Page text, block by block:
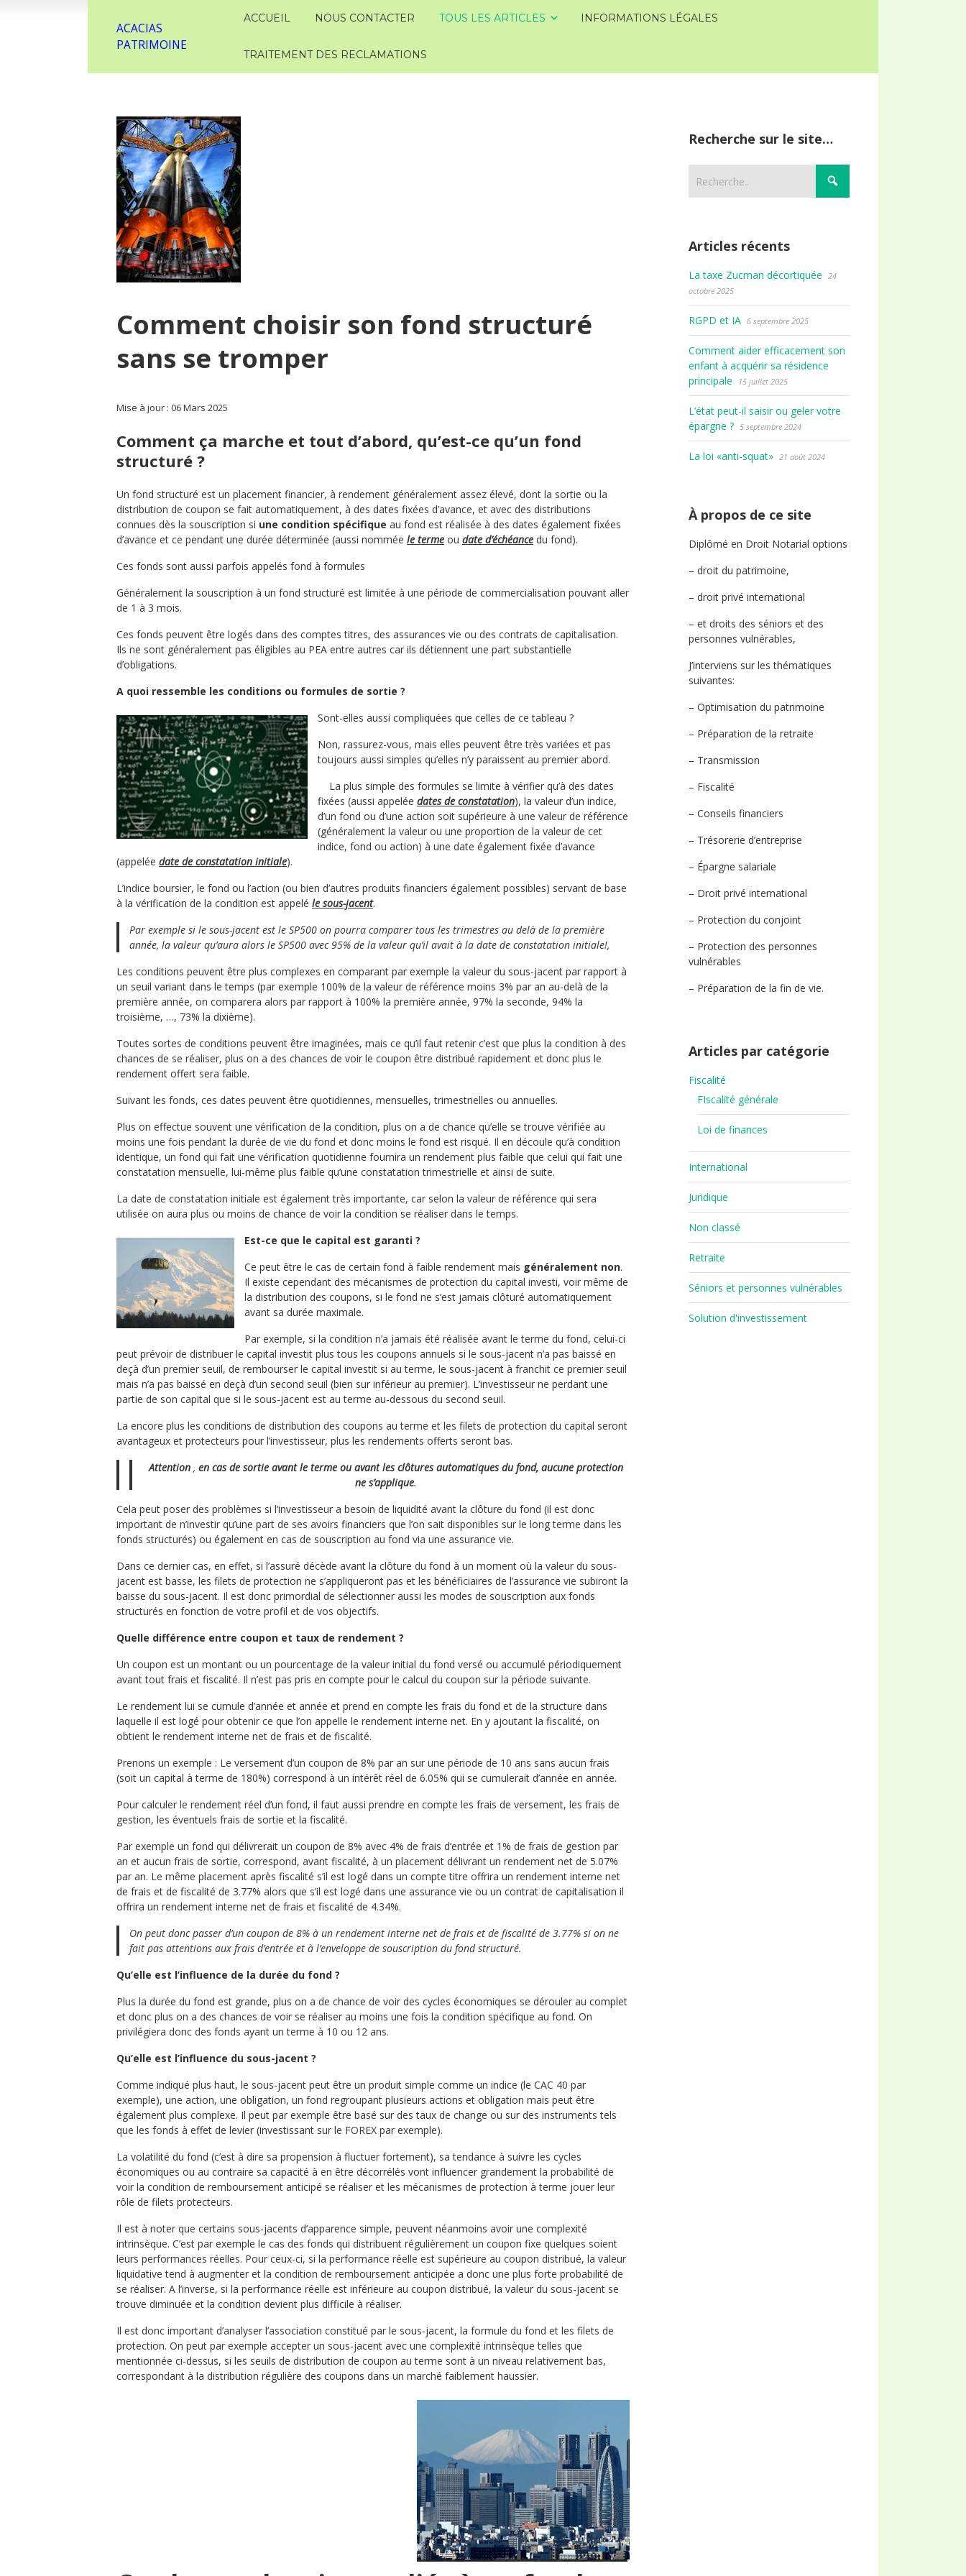
ACACIAS
PATRIMOINE
ACCUEIL NOUS CONTACTER TOUS LES ARTICLES INFORMATIONS LÉGALES
TRAITEMENT DES RECLAMATIONS
Comment choisir son fond structuré
sans se tromper
Mise à jour : 06 Mars 2025
Comment ça marche et tout d’abord, qu’est-ce qu’un fond
structuré ?
Un fond structuré est un placement financier, à rendement généralement assez élevé, dont la sortie ou la
distribution de coupon se fait automatiquement, à des dates fixées d’avance, et avec des distributions
connues dès la souscription si une condition spécifique au fond est réalisée à des dates également fixées
d’avance et ce pendant une durée déterminée (aussi nommée le terme ou date d’échéance du fond).
Ces fonds sont aussi parfois appelés fond à formules
Généralement la souscription à un fond structuré est limitée à une période de commercialisation pouvant aller
de 1 à 3 mois.
Ces fonds peuvent être logés dans des comptes titres, des assurances vie ou des contrats de capitalisation.
Ils ne sont généralement pas éligibles au PEA entre autres car ils détiennent une part substantielle
d’obligations.
A quoi ressemble les conditions ou formules de sortie ?
Sont-elles aussi compliquées que celles de ce tableau ?
Non, rassurez-vous, mais elles peuvent être très variées et pas
toujours aussi simples qu’elles n’y paraissent au premier abord.
La plus simple des formules se limite à vérifier qu’à des dates
fixées (aussi appelée dates de constatation), la valeur d’un indice,
d’un fond ou d’une action soit supérieure à une valeur de référence
(généralement la valeur ou une proportion de la valeur de cet
indice, fond ou action) à une date également fixée d’avance
(appelée date de constatation initiale).
L’indice boursier, le fond ou l’action (ou bien d’autres produits financiers également possibles) servant de base
à la vérification de la condition est appelé le sous-jacent.
Par exemple si le sous-jacent est le SP500 on pourra comparer tous les trimestres au delà de la première
année, la valeur qu’aura alors le SP500 avec 95% de la valeur qu’il avait à la date de constatation initiale!,
Les conditions peuvent être plus complexes en comparant par exemple la valeur du sous-jacent par rapport à
un seuil variant dans le temps (par exemple 100% de la valeur de référence moins 3% par an au-delà de la
première année, on comparera alors par rapport à 100% la première année, 97% la seconde, 94% la
troisième, …, 73% la dixième).
Toutes sortes de conditions peuvent être imaginées, mais ce qu’il faut retenir c’est que plus la condition à des
chances de se réaliser, plus on a des chances de voir le coupon être distribué rapidement et donc plus le
rendement offert sera faible.
Suivant les fonds, ces dates peuvent être quotidiennes, mensuelles, trimestrielles ou annuelles.
Plus on effectue souvent une vérification de la condition, plus on a de chance qu’elle se trouve vérifiée au
moins une fois pendant la durée de vie du fond et donc moins le fond est risqué. Il en découle qu’à condition
identique, un fond qui fait une vérification quotidienne fournira un rendement plus faible que celui qui fait une
constatation mensuelle, lui-même plus faible qu’une constatation trimestrielle et ainsi de suite.
La date de constatation initiale est également très importante, car selon la valeur de référence qui sera
utilisée on aura plus ou moins de chance de voir la condition se réaliser dans le temps.
Est-ce que le capital est garanti ?
Ce peut être le cas de certain fond à faible rendement mais généralement non.
Il existe cependant des mécanismes de protection du capital investi, voir même de
la distribution des coupons, si le fond ne s’est jamais clôturé automatiquement
avant sa durée maximale.
Par exemple, si la condition n’a jamais été réalisée avant le terme du fond, celui-ci
peut prévoir de distribuer le capital investit plus tous les coupons annuels si le sous-jacent n’a pas baissé en
deçà d’un premier seuil, de rembourser le capital investit si au terme, le sous-jacent à franchit ce premier seuil
mais n’a pas baissé en deçà d’un second seuil (bien sur inférieur au premier). L’investisseur ne perdant une
partie de son capital que si le sous-jacent est au terme au-dessous du second seuil.
La encore plus les conditions de distribution des coupons au terme et les filets de protection du capital seront
avantageux et protecteurs pour l’investisseur, plus les rendements offerts seront bas.
Attention , en cas de sortie avant le terme ou avant les clôtures automatiques du fond, aucune protection
ne s’applique.
Cela peut poser des problèmes si l’investisseur a besoin de liquidité avant la clôture du fond (il est donc
important de n’investir qu’une part de ses avoirs financiers que l’on sait disponibles sur le long terme dans les
fonds structurés) ou également en cas de souscription au fond via une assurance vie.
Dans ce dernier cas, en effet, si l’assuré décède avant la clôture du fond à un moment où la valeur du sous-
jacent est basse, les filets de protection ne s’appliqueront pas et les bénéficiaires de l’assurance vie subiront la
baisse du sous-jacent. Il est donc primordial de sélectionner aussi les modes de souscription aux fonds
structurés en fonction de votre profil et de vos objectifs.
Quelle différence entre coupon et taux de rendement ?
Un coupon est un montant ou un pourcentage de la valeur initial du fond versé ou accumulé périodiquement
avant tout frais et fiscalité. Il n’est pas pris en compte pour le calcul du coupon sur la période suivante.
Le rendement lui se cumule d’année et année et prend en compte les frais du fond et de la structure dans
laquelle il est logé pour obtenir ce que l’on appelle le rendement interne net. En y ajoutant la fiscalité, on
obtient le rendement interne net de frais et de fiscalité.
Prenons un exemple : Le versement d’un coupon de 8% par an sur une période de 10 ans sans aucun frais
(soit un capital à terme de 180%) correspond à un intérêt réel de 6.05% qui se cumulerait d’année en année.
Pour calculer le rendement réel d’un fond, il faut aussi prendre en compte les frais de versement, les frais de
gestion, les éventuels frais de sortie et la fiscalité.
Par exemple un fond qui délivrerait un coupon de 8% avec 4% de frais d’entrée et 1% de frais de gestion par
an et aucun frais de sortie, correspond, avant fiscalité, à un placement délivrant un rendement net de 5.07%
par an. Le même placement après fiscalité s’il est logé dans un compte titre offrira un rendement interne net
de frais et de fiscalité de 3.77% alors que s’il est logé dans une assurance vie ou un contrat de capitalisation il
offrira un rendement interne net de frais et fiscalité de 4.34%.
On peut donc passer d’un coupon de 8% à un rendement interne net de frais et de fiscalité de 3.77% si on ne
fait pas attentions aux frais d’entrée et à l’enveloppe de souscription du fond structuré.
Qu’elle est l’influence de la durée du fond ?
Plus la durée du fond est grande, plus on a de chance de voir des cycles économiques se dérouler au complet
et donc plus on a des chances de voir se réaliser au moins une fois la condition spécifique au fond. On
privilégiera donc des fonds ayant un terme à 10 ou 12 ans.
Qu’elle est l’influence du sous-jacent ?
Comme indiqué plus haut, le sous-jacent peut être un produit simple comme un indice (le CAC 40 par
exemple), une action, une obligation, un fond regroupant plusieurs actions et obligation mais peut être
également plus complexe. Il peut par exemple être basé sur des taux de change ou sur des instruments tels
que les fonds à effet de levier (investissant sur le FOREX par exemple).
La volatilité du fond (c’est à dire sa propension à fluctuer fortement), sa tendance à suivre les cycles
économiques ou au contraire sa capacité à en être décorrélés vont influencer grandement la probabilité de
voir la condition de remboursement anticipé se réaliser et les mécanismes de protection à terme jouer leur
rôle de filets protecteurs.
Il est à noter que certains sous-jacents d’apparence simple, peuvent néanmoins avoir une complexité
intrinsèque. C’est par exemple le cas des fonds qui distribuent régulièrement un coupon fixe quelques soient
leurs performances réelles. Pour ceux-ci, si la performance réelle est supérieure au coupon distribué, la valeur
liquidative tend à augmenter et la condition de remboursement anticipée a donc une plus forte probabilité de
se réaliser. A l’inverse, si la performance réelle est inférieure au coupon distribué, la valeur du sous-jacent se
trouve diminuée et la condition devient plus difficile à réaliser.
Il est donc important d’analyser l’association constitué par le sous-jacent, la formule du fond et les filets de
protection. On peut par exemple accepter un sous-jacent avec une complexité intrinsèque telles que
mentionnée ci-dessus, si les seuils de distribution de coupon au terme sont à un niveau relativement bas,
correspondant à la distribution régulière des coupons dans un marché faiblement haussier.
Recherche sur le site…
Articles récents
La taxe Zucman décortiquée 24
octobre 2025
RGPD et IA 6 septembre 2025
Comment aider efficacement son
enfant à acquérir sa résidence
principale
15 juillet 2025
L’état peut-il saisir ou geler votre
épargne ? 5 septembre 2024
La loi «anti-squat» 21 août 2024
À propos de ce site
Diplômé en Droit Notarial options
– droit du patrimoine,
– droit privé international
– et droits des séniors et des
personnes vulnérables,
J’interviens sur les thématiques
suivantes:
– Optimisation du patrimoine
– Préparation de la retraite
– Transmission
– Fiscalité
– Conseils financiers
– Trésorerie d’entreprise
– Épargne salariale
– Droit privé international
– Protection du conjoint
– Protection des personnes
vulnérables
– Préparation de la fin de vie.
Articles par catégorie
Fiscalité
FIscalité générale
Loi de finances
International
Juridique
Non classé
Retraite
Séniors et personnes vulnérables
Solution d'investissement